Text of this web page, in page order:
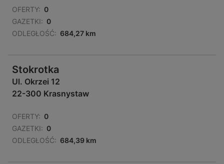
OFERTY: 0
GAZETKI: 0
ODLEGŁOŚĆ: 684,27 km
Stokrotka
Ul. Okrzei 12
22-300 Krasnystaw
OFERTY: 0
GAZETKI: 0
ODLEGŁOŚĆ: 684,39 km